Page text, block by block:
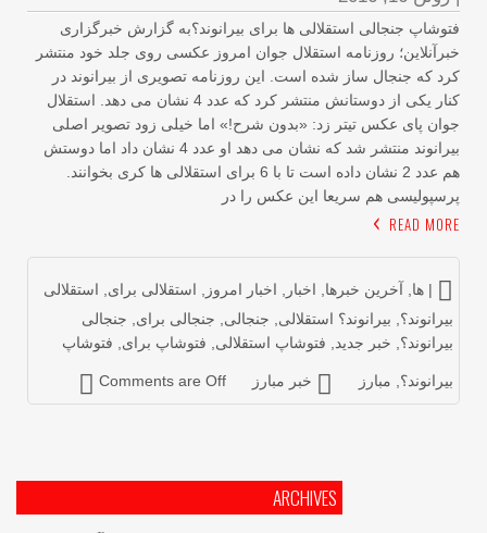
جنجالی استقلالی ها برای بیرانوند؟به گزارش خبرگزاری
روزنامه استقلال جوان امروز عکسی روی جلد خود منتشر
که جنجال ساز شده است. این روزنامه تصویری از بیرانوند در
کنار یکی از دوستانش منتشر کرد که عدد 4 نشان می دهد. استقلال
پای عکس تیتر زد: «بدون شرح!» اما خیلی زود تصویر اصلی
بیرانوند منتشر شد که نشان می دهد او عدد 4 نشان داد اما دوستش
هم عدد 2 نشان داده است تا با 6 برای استقلالی ها کری بخوانند.
هم سریعا این عکس را در
READ
آخرین خبرها ,اخبار ,اخبار امروز,استقلالی برای ,استقلالی
بیرانوند؟ ,بیرانوند؟ استقلالی,جنجالی,جنجالی برای ,جنجالی
بیرانوند؟ ,خبر جدید ,فتوشاپ استقلالی,فتوشاپ برای ,فتوشاپ
بیرانوند؟ ,مبارز خبر مبارز Comments are Off
ARCHIVES